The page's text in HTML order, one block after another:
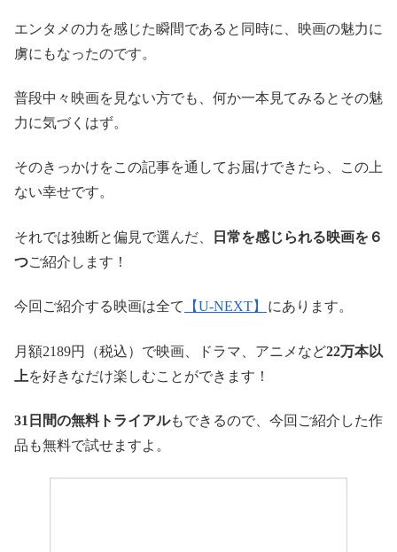
エンタメの力を感じた瞬間であると同時に、映画の魅力に
虜にもなったのです。
普段中々映画を見ない方でも、何か一本見てみるとその魅
力に気づくはず。
そのきっかけをこの記事を通してお届けできたら、この上
ない幸せです。
それでは独断と偏見で選んだ、
日常を感じられる映画を６
つご紹介します！
今回ご紹介する映画は全て 【U-NEXT】 にあります。
月額2189円（税込）で映画、ドラマ、アニメなど22万本以
上を好きなだけ楽しむことができます！
31日間の無料トライアルもできるので、今回ご紹介した作
品も無料で試せますよ。